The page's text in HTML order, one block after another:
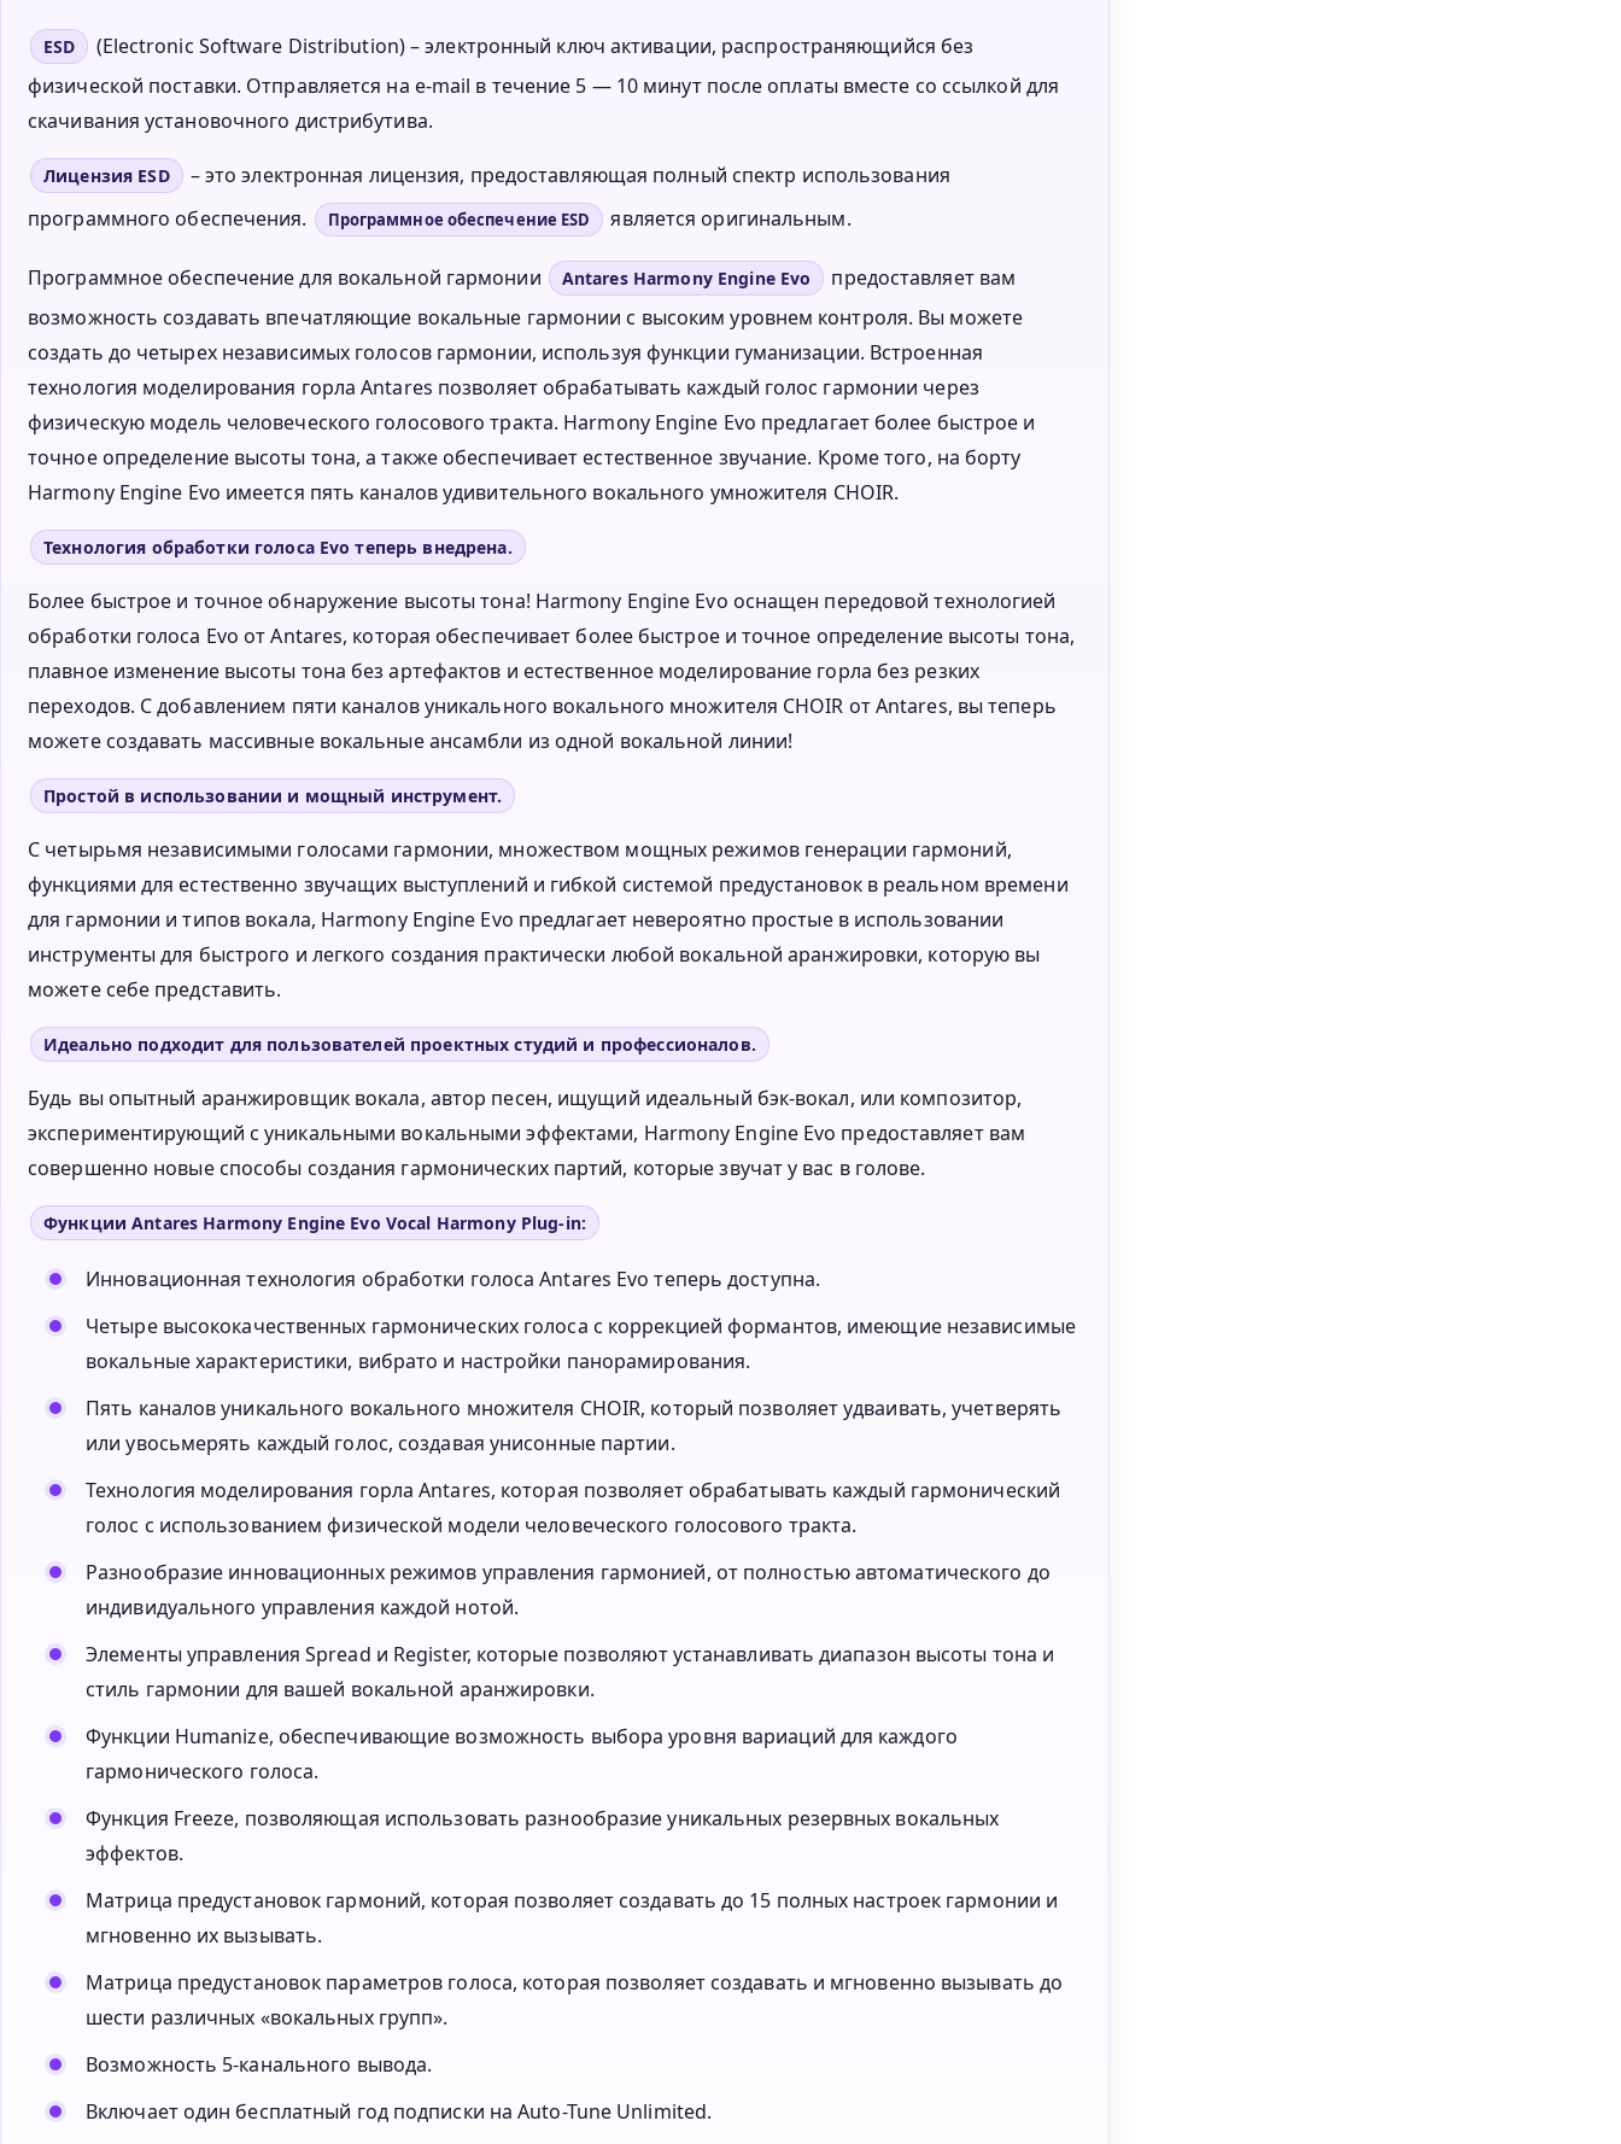
ESD
(Electronic Software Distribution) – электронный ключ активации, распространяющийся без
физической поставки. Отправляется на e-mail в течение 5 — 10 минут после оплаты вместе со ссылкой для
скачивания установочного дистрибутива.
Лицензия ESD
– это электронная лицензия, предоставляющая полный спектр использования
программного обеспечения.
Программное обеспечение ESD является оригинальным.
Программное обеспечение для вокальной гармонии Antares Harmony Engine Evo
предоставляет вам
возможность создавать впечатляющие вокальные гармонии с высоким уровнем контроля. Вы можете
создать до четырех независимых голосов гармонии, используя функции гуманизации. Встроенная
технология моделирования горла Antares позволяет обрабатывать каждый голос гармонии через
физическую модель человеческого голосового тракта. Harmony Engine Evo предлагает более быстрое и
точное определение высоты тона, а также обеспечивает естественное звучание. Кроме того, на борту
Harmony Engine Evo имеется пять каналов удивительного вокального умножителя CHOIR.
Технология обработки голоса Evo теперь внедрена.
Более быстрое и точное обнаружение высоты тона! Harmony Engine Evo оснащен передовой технологией
обработки голоса Evo от Antares, которая обеспечивает более быстрое и точное определение высоты тона,
плавное изменение высоты тона без артефактов и естественное моделирование горла без резких
переходов. С добавлением пяти каналов уникального вокального множителя CHOIR от Antares, вы теперь
можете создавать массивные вокальные ансамбли из одной вокальной линии!
Простой в использовании и мощный инструмент.
С четырьмя независимыми голосами гармонии, множеством мощных режимов генерации гармоний,
функциями для естественно звучащих выступлений и гибкой системой предустановок в реальном времени
для гармонии и типов вокала, Harmony Engine Evo предлагает невероятно простые в использовании
инструменты для быстрого и легкого создания практически любой вокальной аранжировки, которую вы
можете себе представить.
Идеально подходит для пользователей проектных студий и профессионалов.
Будь вы опытный аранжировщик вокала, автор песен, ищущий идеальный бэк-вокал, или композитор,
экспериментирующий с уникальными вокальными эффектами, Harmony Engine Evo предоставляет вам
совершенно новые способы создания гармонических партий, которые звучат у вас в голове.
Функции Antares Harmony Engine Evo Vocal Harmony Plug-in:
Инновационная технология обработки голоса Antares Evo теперь доступна.
Четыре высококачественных гармонических голоса с коррекцией формантов, имеющие независимые
вокальные характеристики, вибрато и настройки панорамирования.
Пять каналов уникального вокального множителя CHOIR, который позволяет удваивать, учетверять
или увосьмерять каждый голос, создавая унисонные партии.
Технология моделирования горла Antares, которая позволяет обрабатывать каждый гармонический
голос с использованием физической модели человеческого голосового тракта.
Разнообразие инновационных режимов управления гармонией, от полностью автоматического до
индивидуального управления каждой нотой.
Элементы управления Spread и Register, которые позволяют устанавливать диапазон высоты тона и
стиль гармонии для вашей вокальной аранжировки.
Функции Humanize, обеспечивающие возможность выбора уровня вариаций для каждого
гармонического голоса.
Функция Freeze, позволяющая использовать разнообразие уникальных резервных вокальных
эффектов.
Матрица предустановок гармоний, которая позволяет создавать до 15 полных настроек гармонии и
мгновенно их вызывать.
Матрица предустановок параметров голоса, которая позволяет создавать и мгновенно вызывать до
шести различных «вокальных групп».
Возможность 5-канального вывода.
Включает один бесплатный год подписки на Auto-Tune Unlimited.